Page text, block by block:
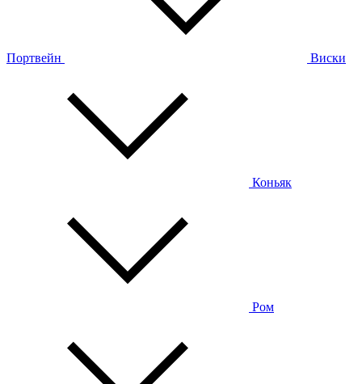
Портвейн Виски
Коньяк
Ром